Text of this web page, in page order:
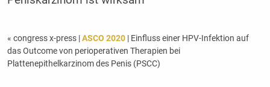
« congress x-press |ASCO 2020| Einfluss einer HPV-Infektion auf
das Outcome von perioperativen Therapien bei
Plattenepithelkarzinom des Penis (PSCC)